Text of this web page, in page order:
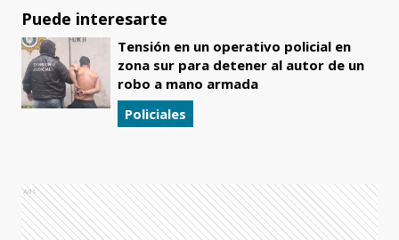
Puede interesarte
Tensión en un operativo policial en
zona sur para detener al autor de un
robo a mano armada
Policiales
Ads